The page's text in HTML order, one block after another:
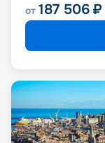
от 187 506 ₽